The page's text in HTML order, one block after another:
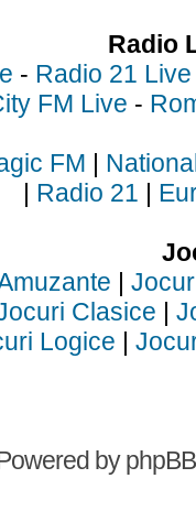
Radio
- Radio 21 Live
FM Live -
FM |
| Radio 21 |
|
Clasice |
Logice |
byphpBB